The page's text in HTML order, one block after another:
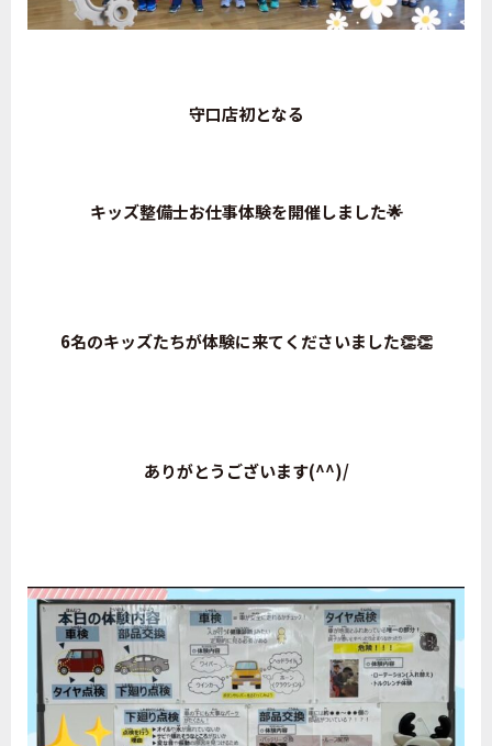
守口店初となる
キッズ整備士お仕事体験を開催しました🌟
6名のキッズたちが体験に来てくださいました👏👏
ありがとうございます(^^)/